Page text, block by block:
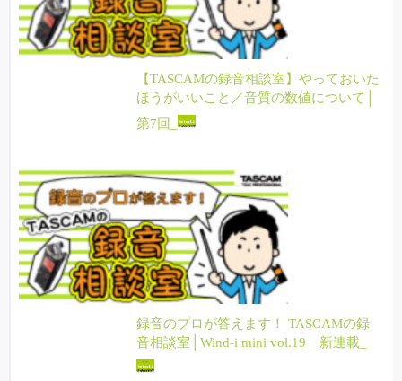
【TASCAMの録音相談室】やっておいた
ほうがいいこと／音質の数値について│
第7回_
録音のプロが答えます！ TASCAMの録
音相談室│Wind-i mini vol.19 新連載_